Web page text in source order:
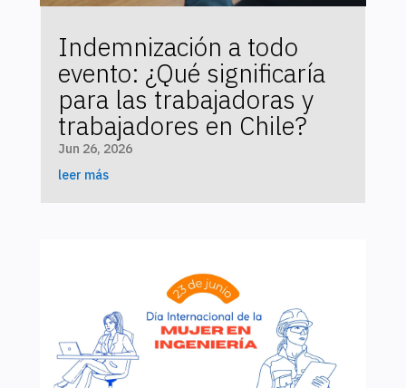
Indemnización a todo
evento: ¿Qué significaría
para las trabajadoras y
trabajadores en Chile?
Jun 26, 2026
leer más